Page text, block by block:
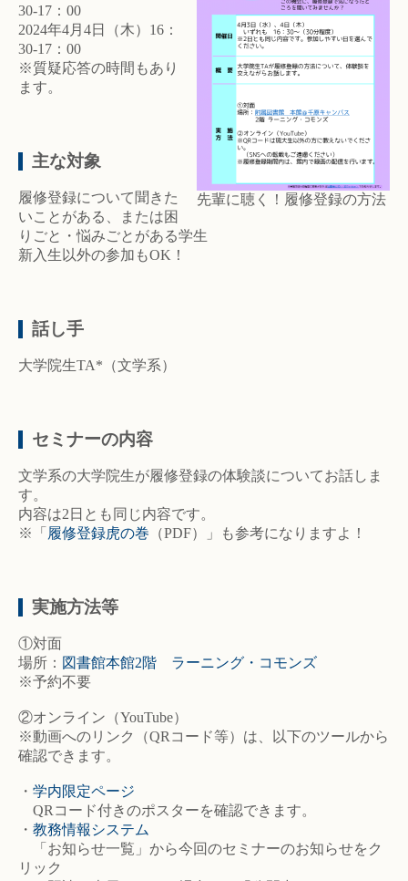
先輩に聴く！履修登録の方法
30-17：00
2024年4月4日（木）16：
30-17：00
※質疑応答の時間もあり
ます。
主な対象
履修登録について聞きた
いことがある、または困
りごと・悩みごとがある学生
新入生以外の参加もOK！
話し手
大学院生TA*（文学系）
セミナーの内容
文学系の大学院生が履修登録の体験談についてお話しま
す。
内容は2日とも同じ内容です。
※「 履修登録虎の巻 （PDF）」も参考になりますよ！
実施方法等
①対面
場所： 図書館本館2階 ラーニング・コモンズ
※予約不要
②オンライン（YouTube）
※動画へのリンク（QRコード等）は、以下のツールから
確認できます。
・ 学内限定ページ
QRコード付きのポスターを確認できます。
・ 教務情報システム
「お知らせ一覧」から今回のセミナーのお知らせをク
リック